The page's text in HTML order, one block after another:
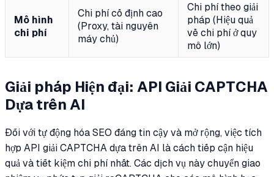
Mô hình
chi phí
Chi phí cố định cao
(Proxy, tài nguyên
máy chủ)
Chi phí theo giải
pháp (Hiệu quả
về chi phí ở quy
mô lớn)
Giải pháp Hiện đại: API Giải CAPTCHA
Dựa trên AI
Đối với tự động hóa SEO đáng tin cậy và mở rộng, việc tích
hợp API giải CAPTCHA dựa trên AI là cách tiếp cận hiệu
quả và tiết kiệm chi phí nhất. Các dịch vụ này chuyển giao